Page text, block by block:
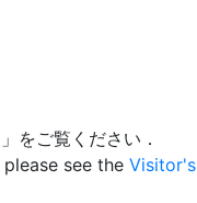
」をご覧ください．
see the Visitor's